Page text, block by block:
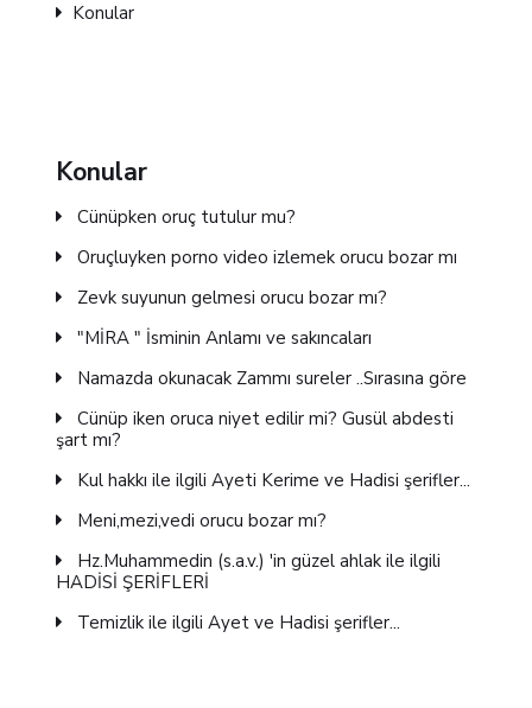
Konular
Konular
Cünüpken oruç tutulur mu?
Oruçluyken porno video izlemek orucu bozar mı
Zevk suyunun gelmesi orucu bozar mı?
"MİRA " İsminin Anlamı ve sakıncaları
Namazda okunacak Zammı sureler ..Sırasına göre
Cünüp iken oruca niyet edilir mi? Gusül abdesti
şart mı?
Kul hakkı ile ilgili Ayeti Kerime ve Hadisi şerifler...
Meni,mezi,vedi orucu bozar mı?
Hz.Muhammedin (s.a.v.) 'in güzel ahlak ile ilgili
HADİSİ ŞERİFLERİ
Temizlik ile ilgili Ayet ve Hadisi şerifler...